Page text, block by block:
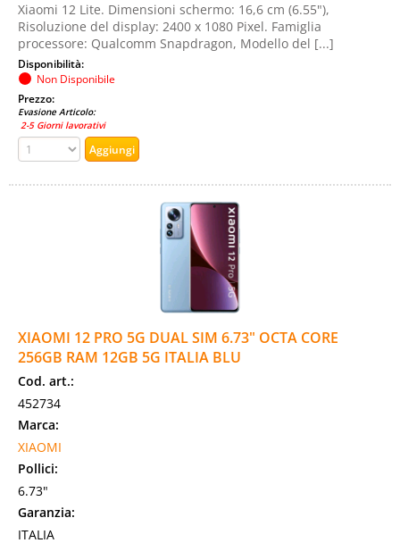
Xiaomi 12 Lite. Dimensioni schermo: 16,6 cm (6.55"),
Risoluzione del display: 2400 x 1080 Pixel. Famiglia
processore: Qualcomm Snapdragon, Modello del [...]
Disponibilità:
Non Disponibile
Prezzo:
Evasione Articolo:
2-5 Giorni lavorativi
XIAOMI 12 PRO 5G DUAL SIM 6.73" OCTA CORE
256GB RAM 12GB 5G ITALIA BLU
Cod. art.:
452734
Marca:
XIAOMI
Pollici:
6.73"
Garanzia:
ITALIA